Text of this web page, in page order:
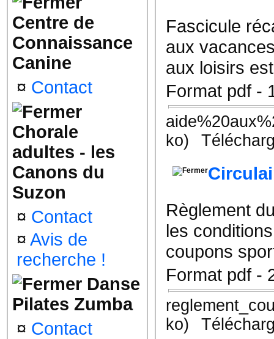
Centre de
Connaissance
Canine
¤ Contact
Chorale
adultes - les
Canons du
Suzon
¤ Contact
¤ Avis de
recherche !
Danse
Pilates Zumba
¤ Contact
Fascicule
aux
aux loisirs
Format pdf -
ko)
Règlement
les
coupons
Format pdf -
ko)